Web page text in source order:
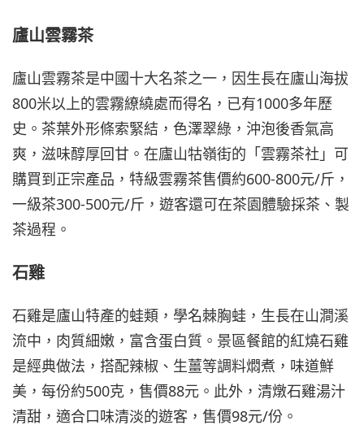
廬山雲霧茶
廬山雲霧茶是中國十大名茶之一，因生長在廬山海拔
800米以上的雲霧繚繞處而得名，已有1000多年歷
史。茶葉外形條索緊結，色澤翠綠，沖泡後香氣高
爽，滋味醇厚回甘。在廬山牯嶺街的「雲霧茶社」可
購買到正宗產品，特級雲霧茶售價約600-800元/斤，
一級茶300-500元/斤，遊客還可在茶園體驗採茶、製
茶過程。
石雞
石雞是廬山特產的蛙類，學名棘胸蛙，生長在山澗溪
流中，肉質細嫩，富含蛋白質。景區餐館的紅燒石雞
是經典做法，搭配辣椒、生薑等調料燜煮，味道鮮
美，每份約500克，售價88元。此外，清燉石雞湯汁
清甜，適合口味清淡的遊客，售價98元/份。